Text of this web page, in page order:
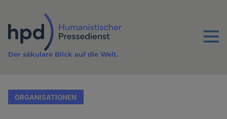
Inhalt
Menu
Der säkulare Blick auf die Welt.
ORGANISATIONEN